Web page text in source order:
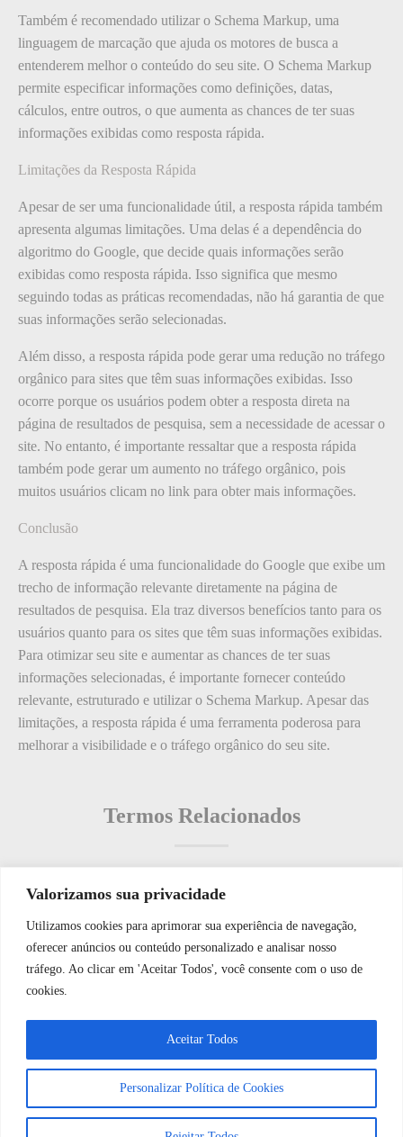
Valorizamos sua privacidade
Utilizamos cookies para aprimorar sua experiência de navegação,
oferecer anúncios ou conteúdo personalizado e analisar nosso
tráfego. Ao clicar em 'Aceitar Todos', você consente com o uso de
cookies.
Personalizar Política de Cookies
Aceitar Todos
Também é recomendado utilizar o Schema Markup, uma
linguagem de marcação que ajuda os motores de busca a
entenderem melhor o conteúdo do seu site. O Schema Markup
permite especificar informações como definições, datas,
cálculos, entre outros, o que aumenta as chances de ter suas
informações exibidas como resposta rápida.
Limitações da Resposta Rápida
Apesar de ser uma funcionalidade útil, a resposta rápida também
apresenta algumas limitações. Uma delas é a dependência do
algoritmo do Google, que decide quais informações serão
exibidas como resposta rápida. Isso significa que mesmo
seguindo todas as práticas recomendadas, não há garantia de que
suas informações serão selecionadas.
Além disso, a resposta rápida pode gerar uma redução no tráfego
orgânico para sites que têm suas informações exibidas. Isso
ocorre porque os usuários podem obter a resposta direta na
página de resultados de pesquisa, sem a necessidade de acessar o
site. No entanto, é importante ressaltar que a resposta rápida
também pode gerar um aumento no tráfego orgânico, pois
muitos usuários clicam no link para obter mais informações.
Conclusão
A resposta rápida é uma funcionalidade do Google que exibe um
trecho de informação relevante diretamente na página de
resultados de pesquisa. Ela traz diversos benefícios tanto para os
usuários quanto para os sites que têm suas informações exibidas.
Para otimizar seu site e aumentar as chances de ter suas
informações selecionadas, é importante fornecer conteúdo
relevante, estruturado e utilizar o Schema Markup. Apesar das
limitações, a resposta rápida é uma ferramenta poderosa para
melhorar a visibilidade e o tráfego orgânico do seu site.
Termos Relacionados
Termos populares
O que é: Arrumação de Móveis?
O que é: Detecção de Intrusão
O que é: Comunicação de Emergência
O que é: chamadas de emergência
WhatsApp JF Tech
Vamos conversar e descobrir como
podemos ajudá-lo hoje?
Abrir bate-papo